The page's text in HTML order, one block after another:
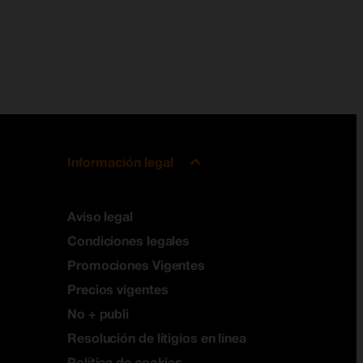
Información legal
Aviso legal
Condiciones legales
Promociones Vigentes
Precios vigentes
No + publi
Resolución de litigios en línea